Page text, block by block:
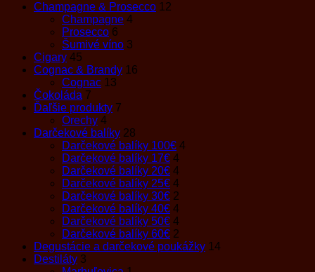
Champagne & Prosecco 12
Champagne 4
Prosecco 6
Šumivé víno 3
Cigary 45
Cognac & Brandy 16
Cognac 13
Čokoláda 7
Ďaľšie produkty 7
Orechy 4
Darčekové balíky 28
Darčekové balíky 100€ 4
Darčekové balíky 17€ 4
Darčekové balíky 20€ 4
Darčekové balíky 25€ 4
Darčekové balíky 30€ 2
Darčekové balíky 40€ 4
Darčekové balíky 50€ 4
Darčekové balíky 60€ 2
Degustácie a darčekové poukážky 14
Destiláty 3